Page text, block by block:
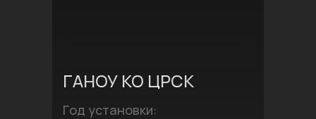
ГАНОУ КО ЦРСК
Год установки: